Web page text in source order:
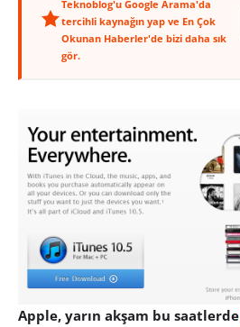
Teknoblog'u Google Arama'da
tercihli kaynağın yap ve En Çok
Okunan Haberler'de bizi daha sık
gör.
Apple, yarın akşam bu saatlerde